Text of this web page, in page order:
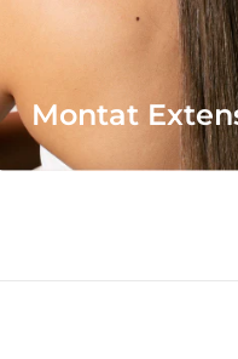
Montat